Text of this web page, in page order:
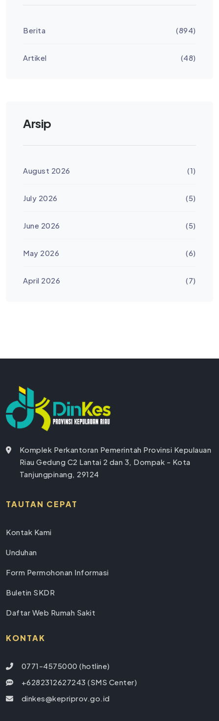
Berita (894)
Artikel (48)
Arsip
August 2026 (1)
July 2026 (5)
June 2026 (5)
May 2026 (6)
April 2026 (7)
Komplek Perkantoran Pemerintah Provinsi Kepulauan
Riau Gedung C2 Lantai 2 dan 3, Dompak - Kota
Tanjungpinang, 29124
TAUTAN CEPAT
Kontak Kami
Unduhan
Form Permohonan Informasi
Buletin SKDR
Daftar Web Rumah Sakit
KONTAK
0771-4575000 (hotline)
+6282312627243 (SMS Center)
dinkes@kepriprov.go.id